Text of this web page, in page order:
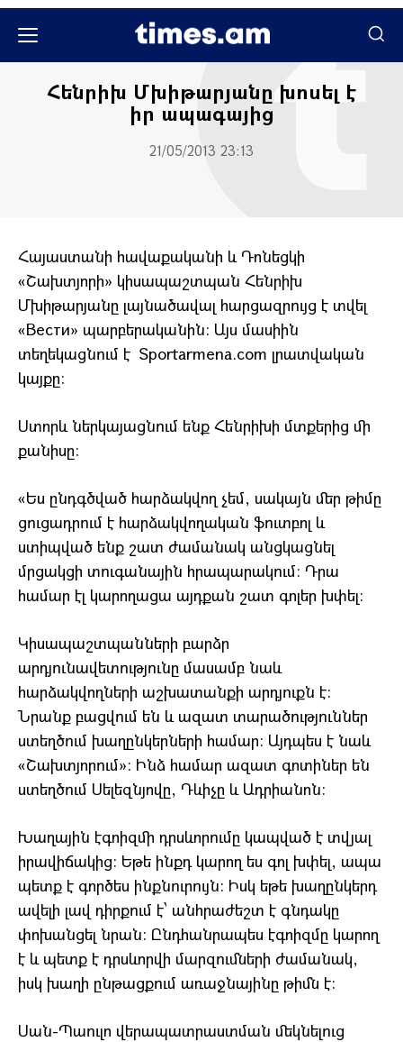
Հենրիխ Մխիթարյանը խոսել է
իր ապագայից
21/05/2013 23:13
Հայաստանի հավաքականի և Դոնեցկի
«Շախտյորի» կիսապաշտպան Հենրիխ
Մխիթարյանը լայնածավալ հարցազրույց է տվել
«Вести» պարբերականին: Այս մասիին
տեղեկացնում է Sportarmena.com լրատվական
կայքը:
Ստորև ներկայացնում ենք Հենրիխի մտքերից մի
քանիսը:
«Ես ընդգծված հարձակվող չեմ, սակայն մեր թիմը
ցուցադրում է հարձակվողական ֆուտբոլ և
ստիպված ենք շատ ժամանակ անցկացնել
մրցակցի տուգանային հրապարակում: Դրա
համար էլ կարողացա այդքան շատ գոլեր խփել:
Կիսապաշտպանների բարձր
արդյունավետությունը մասամբ նաև
հարձակվողների աշխատանքի արդյուքն է:
Նրանք բացվում են և ազատ տարածություններ
ստեղծում խաղընկերների համար: Այդպես է նաև
«Շախտյորում»: Ինձ համար ազատ գոտիներ են
ստեղծում Սելեզնյովը, Դևիչը և Ադրիանոն:
Խաղային էգոիզմի դրսևորումը կապված է տվյալ
իրավիճակից: Եթե ինքդ կարող ես գոլ խփել, ապա
պետք է գործես ինքնուրույն: Իսկ եթե խաղընկերդ
ավելի լավ դիրքում է՝ անհրաժեշտ է գնդակը
փոխանցել նրան: Ընդհանրապես էգոիզմը կարող
է և պետք է դրսևորվի մարզումների ժամանակ,
իսկ խաղի ընթացքում առաջնայինը թիմն է:
Սան-Պաուլո վերապատրաստման մեկնելուց